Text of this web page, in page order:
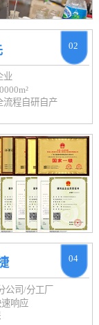
02
业
流程自研自产
04
公司/分工厂
速响应